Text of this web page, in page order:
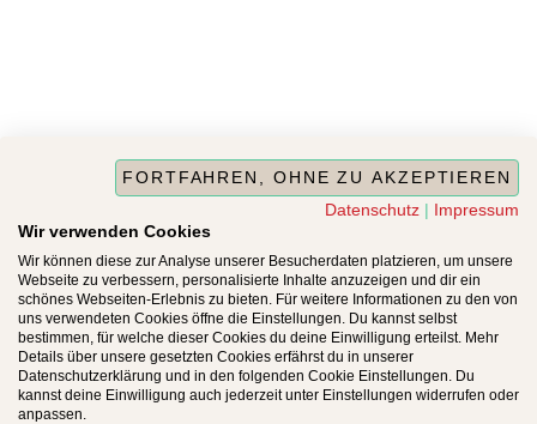
FORTFAHREN, OHNE ZU AKZEPTIEREN
Datenschutz
Impressum
Wir verwenden Cookies
Wir können diese zur Analyse unserer Besucherdaten platzieren, um unsere
Webseite zu verbessern, personalisierte Inhalte anzuzeigen und dir ein
schönes Webseiten-Erlebnis zu bieten. Für weitere Informationen zu den von
uns verwendeten Cookies öffne die Einstellungen. Du kannst selbst
bestimmen, für welche dieser Cookies du deine Einwilligung erteilst. Mehr
Details über unsere gesetzten Cookies erfährst du in unserer
Datenschutzerklärung und in den folgenden Cookie Einstellungen. Du
kannst deine Einwilligung auch jederzeit unter Einstellungen widerrufen oder
anpassen.